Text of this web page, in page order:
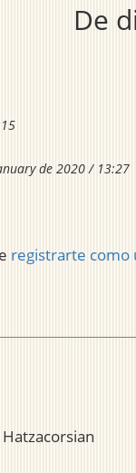
De
de 2020 / 13:27
registrarte como